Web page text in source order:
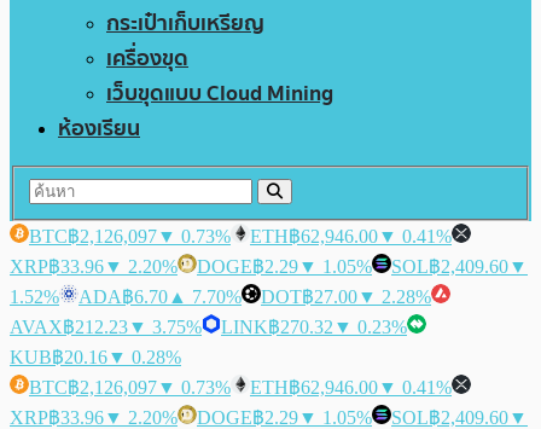
กระเป๋าเก็บเหรียญ
เครื่องขุด
เว็บขุดแบบ Cloud Mining
ห้องเรียน
BTC฿2,126,097▼ 0.73% ETH฿62,946.00▼ 0.41%
XRP฿33.96▼ 2.20% DOGE฿2.29▼ 1.05% SOL฿2,409.60▼
1.52%
ADA฿6.70 ▲ 7.70% DOT฿27.00▼ 2.28%
AVAX฿212.23▼ 3.75% LINK฿270.32 ▼ 0.23%
KUB฿20.16▼ 0.28%
BTC฿2,126,097▼ 0.73% ETH฿62,946.00▼ 0.41%
XRP฿33.96▼ 2.20% DOGE฿2.29▼ 1.05% SOL฿2,409.60▼